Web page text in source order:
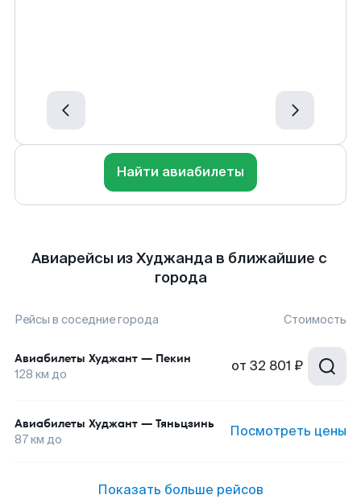
Найти авиабилеты
Авиарейсы из Худжанда в ближайшие с
города
Рейсы в соседние города Стоимость
Авиабилеты Худжант — Пекин
128 км до от 32 801 ₽
Авиабилеты Худжант — Тяньцзинь
87км до Посмотреть цены
Показать больше рейсов